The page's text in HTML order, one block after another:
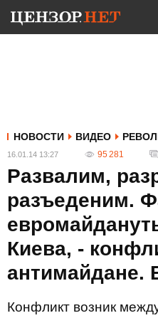
НОВОСТИ ВИДЕО
16.01.14 13:27 95 281
Развалим,
разъеденим.
Киева, -
антимайдане.
Конфликт возник